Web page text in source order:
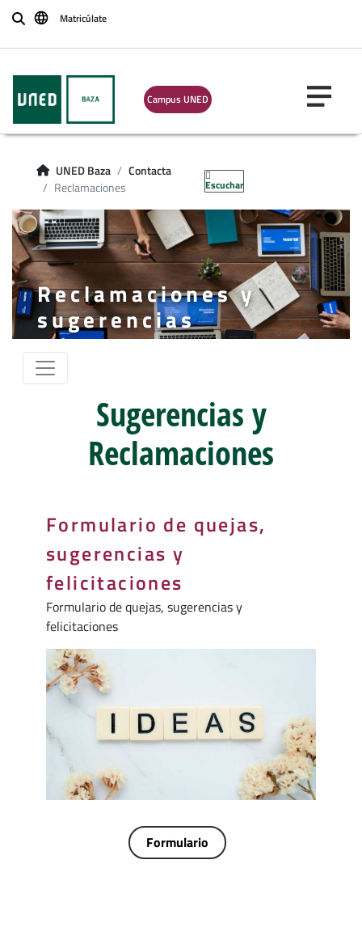
BuscarMatricúlate
Campus UNED
UNED Baza
Contacta
Reclamaciones
Escuchar
Reclamaciones y
sugerencias
Sugerencias y
Reclamaciones
Formulario de quejas,
sugerencias y
felicitaciones
Formulario de quejas, sugerencias y
felicitaciones
Formulario